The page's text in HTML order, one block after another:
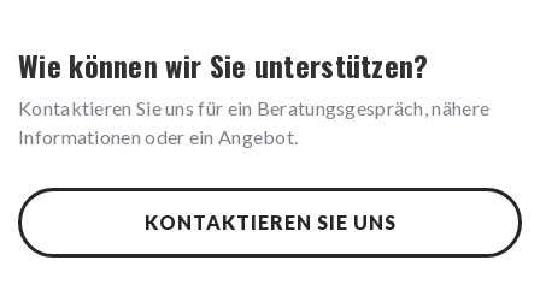
Wie können wir Sie unterstützen?
Kontaktieren Sie uns für ein Beratungsgespräch, nähere
Informationen oder ein Angebot.
KONTAKTIEREN SIE UNS